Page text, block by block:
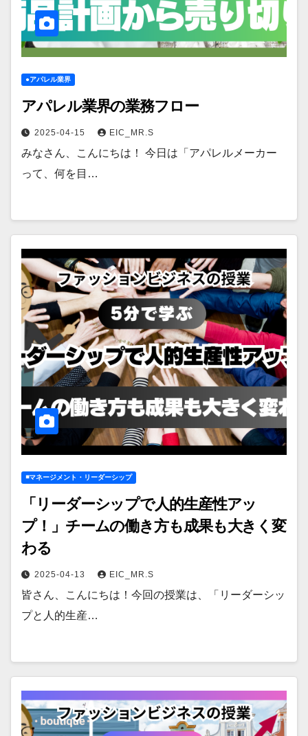
●アパレル業界
アパレル業界の業務フロー
2025-04-15 EIC_MR.S
みなさん、こんにちは！ 今日は「アパレルメーカー
って、何を目…
◾️マネージメント・リーダーシップ
「リーダーシップで人的生産性アッ
プ！」チームの働き方も成果も大きく変
わる
2025-04-13 EIC_MR.S
皆さん、こんにちは！今回の授業は、「リーダーシッ
プと人的生産…